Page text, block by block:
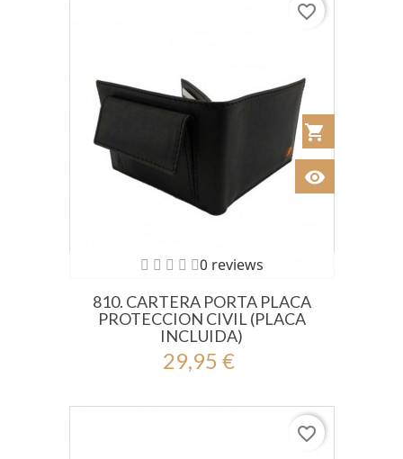
0 reviews
810. CARTERA PORTA PLACA
PROTECCION CIVIL (PLACA
INCLUIDA)
29,95 €
shopping_cart
visibility
favorite_border
favorite_border